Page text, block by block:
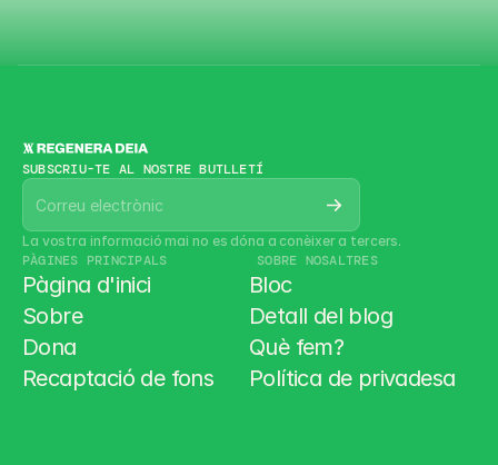
SUBSCRIU-TE AL NOSTRE BUTLLETÍ
La vostra informació mai no es dóna a conèixer a tercers.
PÀGINES PRINCIPALS
Pàgina d'inici
Sobre
Dona
Recaptació de fons
SOBRE NOSALTRES
Bloc
Detall del blog
Què fem?
Política de privadesa